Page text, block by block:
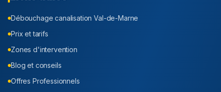
Débouchage canalisationVal-de-Marne
Prix et tarifs
Zones d'intervention
Blog et conseils
Offres Professionnels